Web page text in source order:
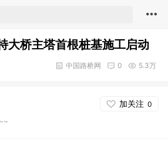
大桥主塔首根桩基施工启动
5.3万
0
中国路桥网
加关注 0